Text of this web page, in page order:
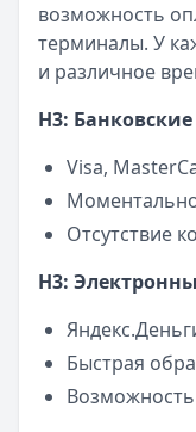
возможность
терминалы. У
и различное
H3:
Visa,
Отсутствие
H3:
Быстрая